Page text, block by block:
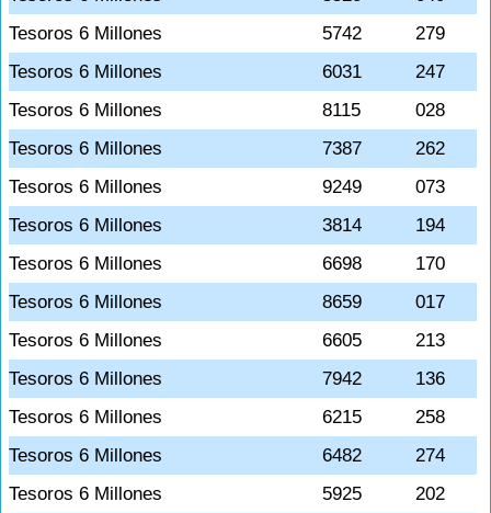
Tesoros 6 Millones
5742
279
Tesoros 6 Millones
6031
247
Tesoros 6 Millones
8115
028
Tesoros 6 Millones
7387
262
Tesoros 6 Millones
9249
073
Tesoros 6 Millones
3814
194
Tesoros 6 Millones
6698
170
Tesoros 6 Millones
8659
017
Tesoros 6 Millones
6605
213
Tesoros 6 Millones
7942
136
Tesoros 6 Millones
6215
258
Tesoros 6 Millones
6482
274
Tesoros 6 Millones
5925
202